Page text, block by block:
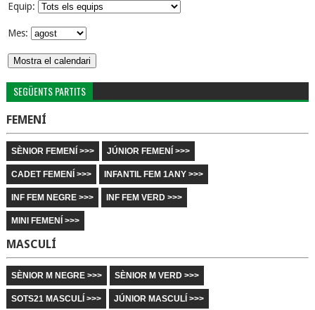
Equip:
Mes:
SEGÜENTS PARTITS
FEMENÍ
SÈNIOR FEMENÍ >>> JÚNIOR FEMENÍ >>>
CADET FEMENÍ >>> INFANTIL FEM 1ANY >>>
INF FEM NEGRE >>> INF FEM VERD >>>
MINI FEMENÍ >>>
MASCULÍ
SÈNIOR M NEGRE >>> SÈNIOR M VERD >>>
SOTS21 MASCULÍ >>> JÚNIOR MASCULÍ >>>